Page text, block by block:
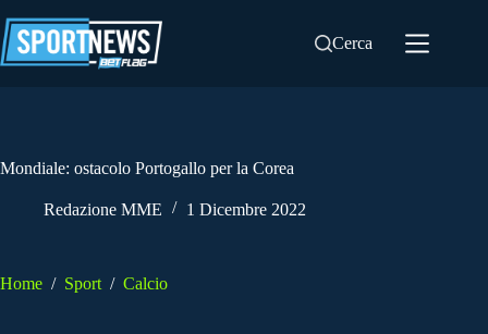
al
contenuto
Cerca
Mondiale: ostacolo Portogallo per la Corea
Redazione MME 1 Dicembre 2022
Home / Sport / Calcio